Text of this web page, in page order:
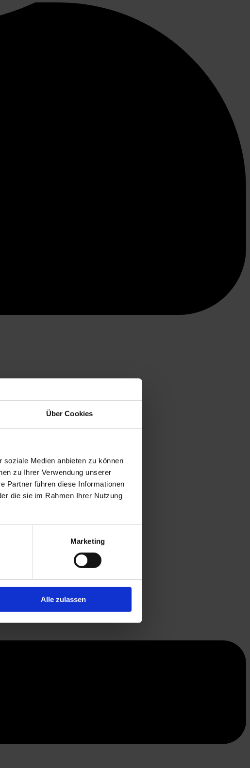
Über Cookies
Medien anbieten zu können
zu Ihrer Verwendung unserer
Partner führen diese Informationen
die sie im Rahmen Ihrer Nutzung
Marketing
Alle zulassen